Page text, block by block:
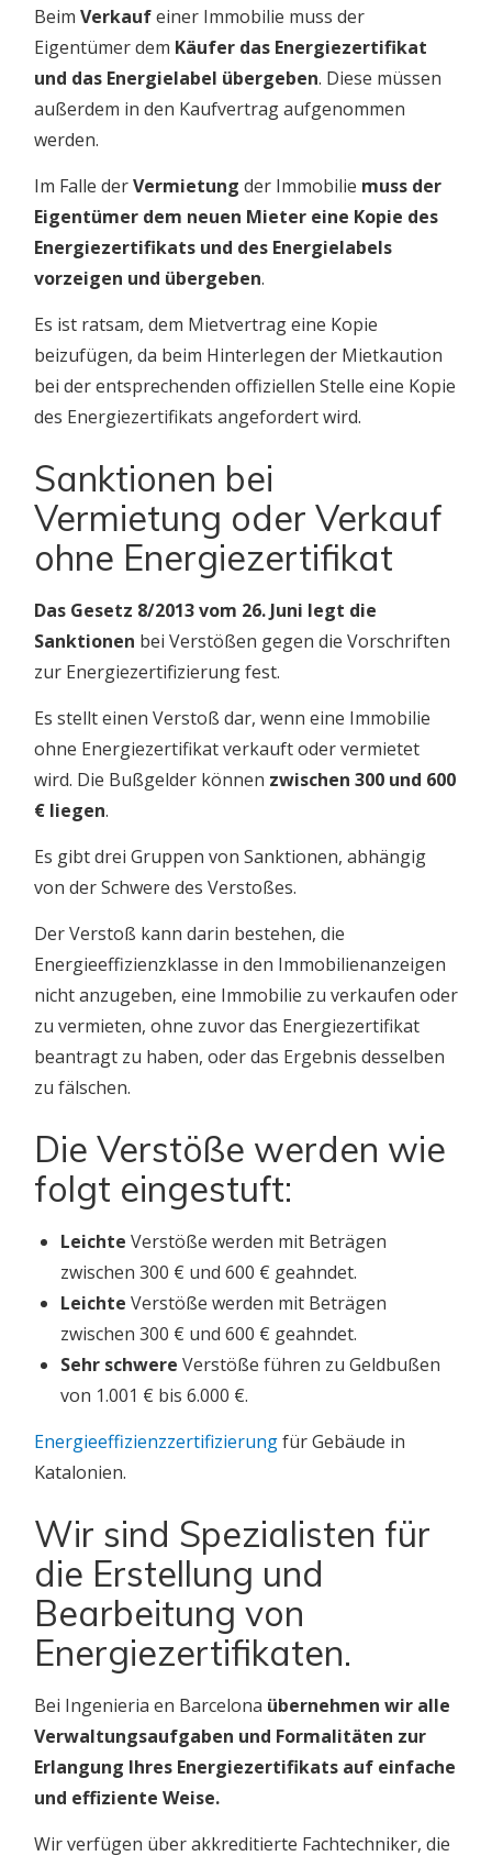
Beim Verkaufeiner Immobilie muss der
Eigentümer dem Käufer das Energiezertifikat
und das Energielabel übergeben. Diese müssen
außerdem in den Kaufvertrag aufgenommen
werden.
Im Falle derVermietung der Immobilie muss der
Eigentümer dem neuen Mieter eine Kopie des
Energiezertifikats und des Energielabels
vorzeigen und übergeben.
Es ist ratsam, dem Mietvertrag eine Kopie
beizufügen, da beim Hinterlegen der Mietkaution
bei der entsprechenden offiziellen Stelle eine Kopie
des Energiezertifikats angefordert wird.
Sanktionen bei
Vermietung oder Verkauf
ohne Energiezertifikat
Das Gesetz 8/2013 vom 26. Juni legt die
Sanktionen bei Verstößen gegen die Vorschriften
zur Energiezertifizierung fest.
Es stellt einen Verstoß dar, wenn eine Immobilie
ohne Energiezertifikat verkauft oder vermietet
wird. Die Bußgelder können zwischen 300 und 600
€ liegen.
Es gibt drei Gruppen von Sanktionen, abhängig
von der Schwere des Verstoßes.
Der Verstoß kann darin bestehen, die
Energieeffizienzklasse in den Immobilienanzeigen
nicht anzugeben, eine Immobilie zu verkaufen oder
zu vermieten, ohne zuvor das Energiezertifikat
beantragt zu haben, oder das Ergebnis desselben
zu fälschen.
Die Verstöße werden wie
folgt eingestuft:
Leichte Verstöße werden mit Beträgen
zwischen 300 € und 600 € geahndet.
Leichte Verstöße werden mit Beträgen
zwischen 300 € und 600 € geahndet.
Sehr schwere Verstöße führen zu Geldbußen
von 1.001 € bis 6.000 €.
Energieeffizienzzertifizierungfür Gebäude in
Katalonien.
Wir sind Spezialisten für
die Erstellung und
Bearbeitung von
Energiezertifikaten.
Bei Ingenieria en Barcelona übernehmen wir alle
Verwaltungsaufgaben und Formalitäten zur
Erlangung Ihres Energiezertifikats auf einfache
und effiziente Weise.
Wir verfügen über akkreditierte Fachtechniker, die